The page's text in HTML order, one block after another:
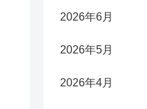
2026年6月
2026年5月
2026年4月